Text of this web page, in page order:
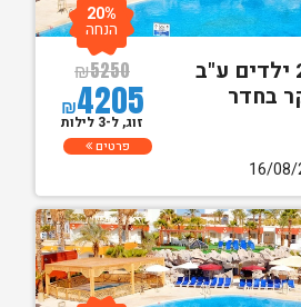
3 לילות לזוג + 2 ילדים ע"ב
בחדר
₪5250
₪4205
20%
הנחה
זוג, ל-3 לילות
פרטים